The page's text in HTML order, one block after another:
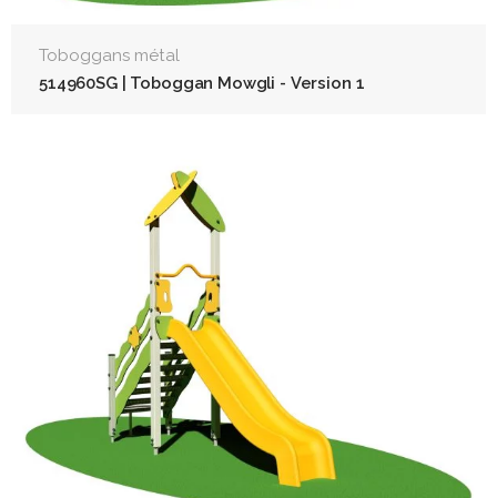
Toboggans métal
514960SG | Toboggan Mowgli - Version 1